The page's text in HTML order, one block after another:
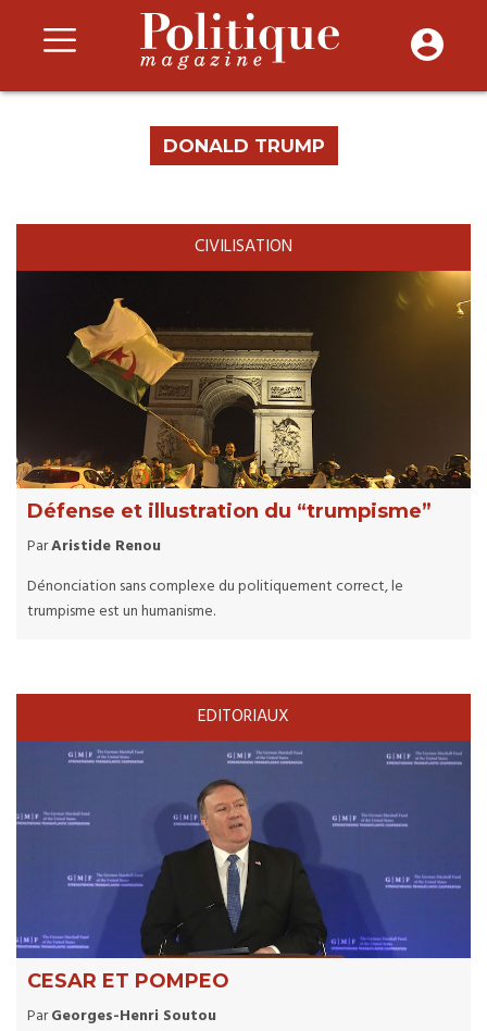
DONALD TRUMP
CIVILISATION
Défense et illustration du “trumpisme”
ParAristide Renou
Dénonciation sans complexe du politiquement correct, le
trumpisme est un humanisme.
EDITORIAUX
CESAR ET POMPEO
ParGeorges-Henri Soutou